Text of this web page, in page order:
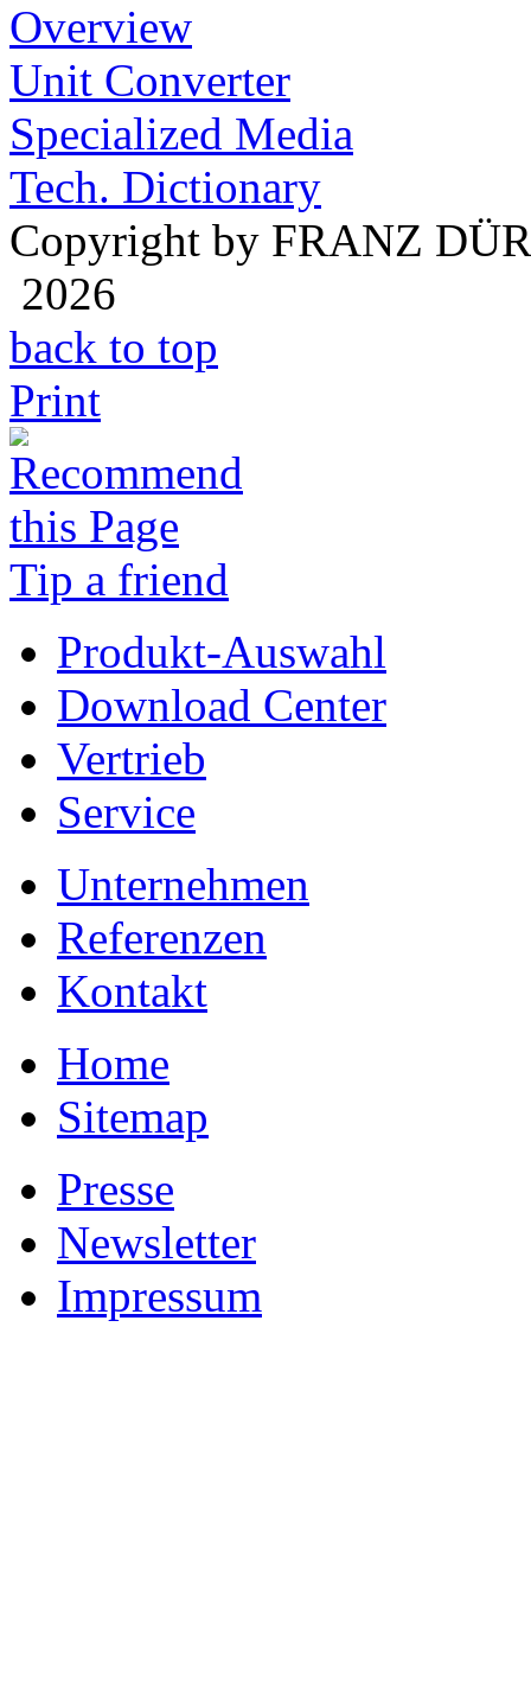
Overview
Unit Converter
Specialized Media
Tech. Dictionary
Copyright by FRANZ
2026
back to top
Print
Tip a friend
Produkt-Auswahl
Download Center
Vertrieb
Service
Unternehmen
Referenzen
Kontakt
Home
Sitemap
Presse
Newsletter
Impressum